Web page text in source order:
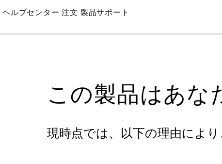
Skip
Main
ヘルプセンター 注文 製品サポート
この製品はあな
現時点では、以下の理由によ